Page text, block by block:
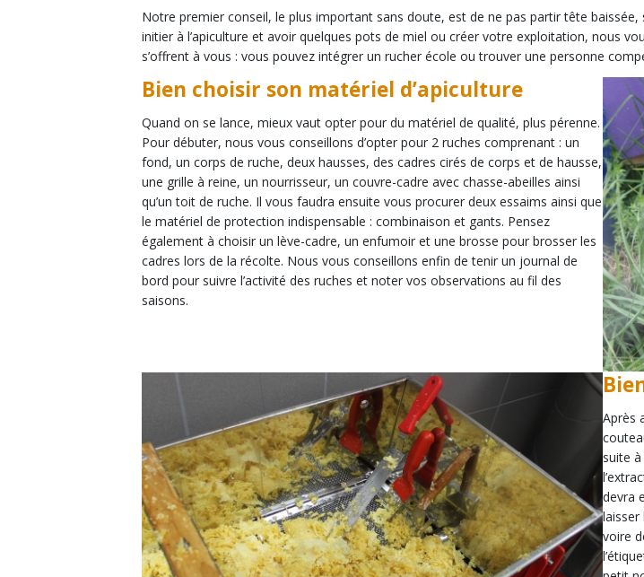
Notre premier conseil, le plus important sans doute, est de ne pas partir tête
initier à l’apiculture et avoir quelques pots de miel ou créer votre exploitation, nous
s’offrent à vous : vous pouvez intégrer un rucher école ou trouver une personne
Bien choisir son matériel d’apiculture
Quand on se lance, mieux vaut opter pour du matériel de qualité, plus pérenne.
Pour débuter, nous vous conseillons d’opter pour 2 ruches comprenant : un
fond, un corps de ruche, deux hausses, des cadres cirés de corps et de hausse,
une grille à reine, un nourrisseur, un couvre-cadre avec chasse-abeilles ainsi
qu’un toit de ruche. Il vous faudra ensuite vous procurer deux essaims ainsi que
le matériel de protection indispensable : combinaison et gants. Pensez
également à choisir un lève-cadre, un enfumoir et une brosse pour brosser les
cadres lors de la récolte. Nous vous conseillons enfin de tenir un journal de
bord pour suivre l’activité des ruches et noter vos observations au fil des
saisons.
Après
suite
devra
voire